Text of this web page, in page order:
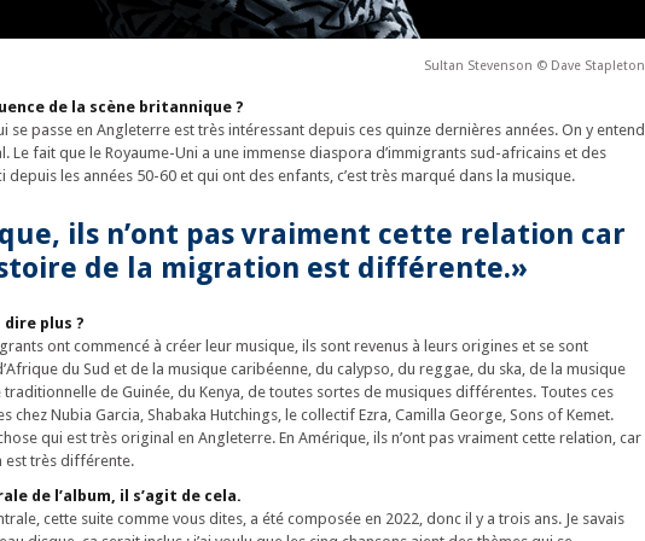
Sultan Stevenson © Dave Stapleton
de la scène britannique ?
se passe en Angleterre est très intéressant depuis ces quinze dernières années. On y entend
Le fait que le Royaume-Uni a une immense diaspora d’immigrants sud-africains et des
depuis les années 50-60 et qui ont des enfants, c’est très marqué dans la musique.
ils n’ont pas vraiment cette relation car
de la migration est différente.»
dire plus ?
ont commencé à créer leur musique, ils sont revenus à leurs origines et se sont
du Sud et de la musique caribéenne, du calypso, du reggae, du ska, de la musique
de Guinée, du Kenya, de toutes sortes de musiques différentes. Toutes ces
chez Nubia Garcia, Shabaka Hutchings, le collectif Ezra, Camilla George, Sons of Kemet.
qui est très original en Angleterre. En Amérique, ils n’ont pas vraiment cette relation, car
est très différente.
de l’album, il s’agit de cela.
cette suite comme vous dites, a été composée en 2022, donc il y a trois ans. Je savais